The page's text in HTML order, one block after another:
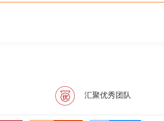
汇聚优秀团队